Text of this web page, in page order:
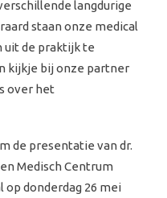
langdurige
staan onze medical
uit de praktijk te
kijkje bij onze partner
over het
de presentatie van dr.
Medisch Centrum
op donderdag 26 mei